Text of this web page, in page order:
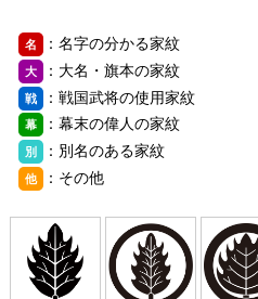
名 ：名字の分かる家紋
大 ：大名・旗本の家紋
戦 ：戦国武将の使用家紋
幕 ：幕末の偉人の家紋
別 ：別名のある家紋
他 ：その他